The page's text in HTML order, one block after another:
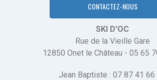
CONTACTEZ-NOUS
SKI D'OC
Rue de la Vieille Gare
12850 Onet le Château - 05 65
Jean Baptiste : 07 87 41 66